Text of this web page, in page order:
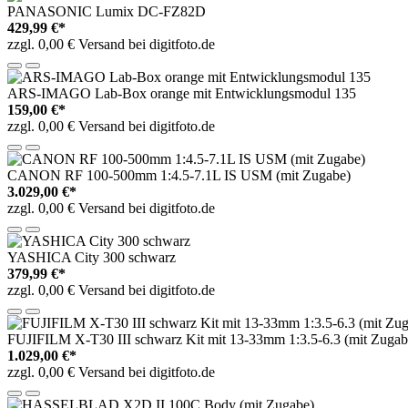
PANASONIC Lumix DC-FZ82D
429,99 €*
zzgl. 0,00 € Versand bei digitfoto.de
ARS-IMAGO Lab-Box orange mit Entwicklungsmodul 135
159,00 €*
zzgl. 0,00 € Versand bei digitfoto.de
CANON RF 100-500mm 1:4.5-7.1L IS USM (mit Zugabe)
3.029,00 €*
zzgl. 0,00 € Versand bei digitfoto.de
YASHICA City 300 schwarz
379,99 €*
zzgl. 0,00 € Versand bei digitfoto.de
FUJIFILM X-T30 III schwarz Kit mit 13-33mm 1:3.5-6.3 (mit
1.029,00 €*
zzgl. 0,00 € Versand bei digitfoto.de